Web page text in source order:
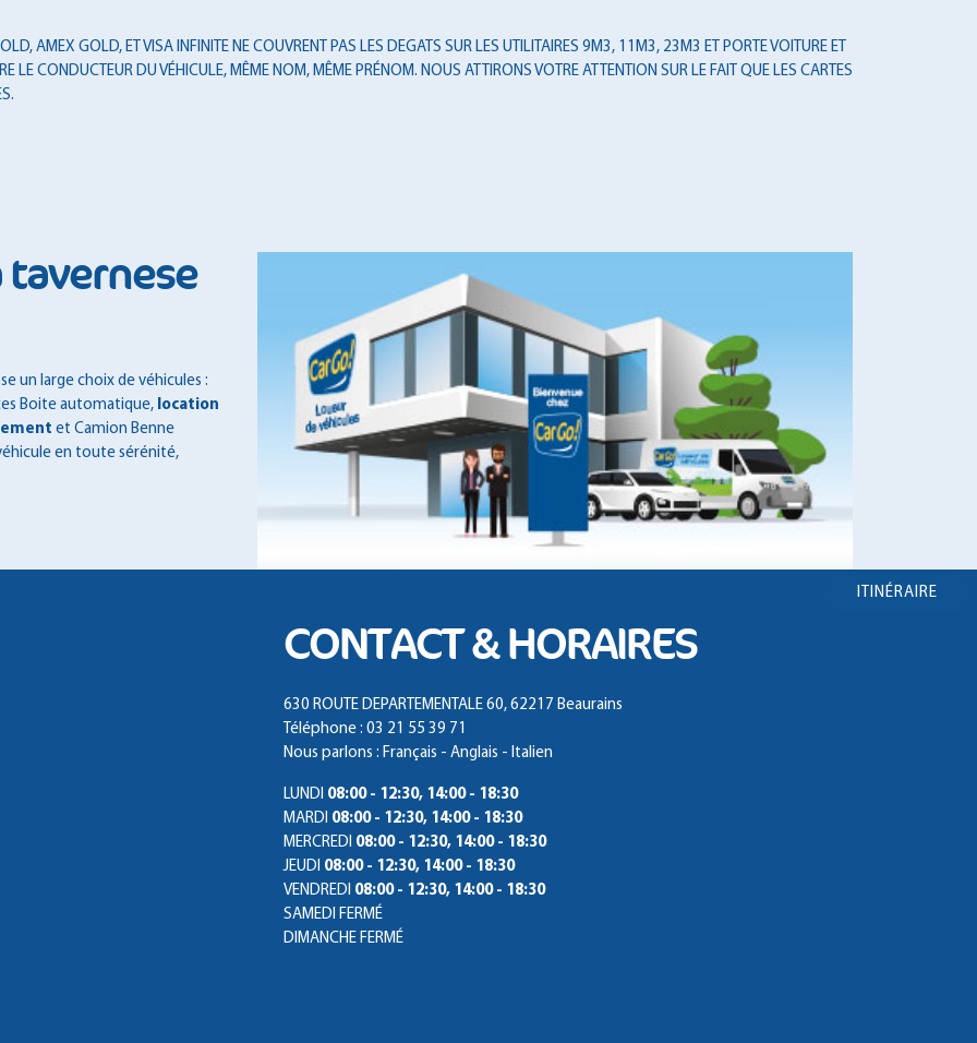
AMEX GOLD, ET VISA INFINITE NE COUVRENT PAS LES DEGATS SUR LES UTILITAIRES 9M3, 11M3, 23M3 ET PORTE VOITURE ET
LE CONDUCTEUR DU VÉHICULE, MÊME NOM, MÊME PRÉNOM. NOUS ATTIRONS VOTRE ATTENTION SUR LE FAIT QUE LES CARTES
un large choix de véhicules :
Boite automatique, location
et Camion Benne
en toute sérénité,
ITINÉRAIRE
CONTACT & HORAIRES
630 ROUTE DEPARTEMENTALE 60, 62217 Beaurains
Téléphone : 03 21 55 39 71
Nous parlons : Français - Anglais - Italien
LUNDI 08:00 - 12:30, 14:00 - 18:30
MARDI 08:00 - 12:30, 14:00 - 18:30
MERCREDI 08:00 - 12:30, 14:00 - 18:30
JEUDI 08:00 - 12:30, 14:00 - 18:30
VENDREDI 08:00 - 12:30, 14:00 - 18:30
SAMEDI FERMÉ
DIMANCHE FERMÉ